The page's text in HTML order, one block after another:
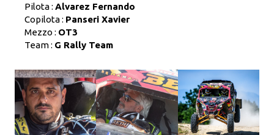
Pilota : Alvarez Fernando
Copilota : Panseri Xavier
Mezzo : OT3
Team : G Rally Team